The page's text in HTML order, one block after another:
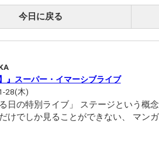
今日に戻る
』スーパー・イマーシブライブ
28(木)
日の特別ライブ」 ステージという概
アム！